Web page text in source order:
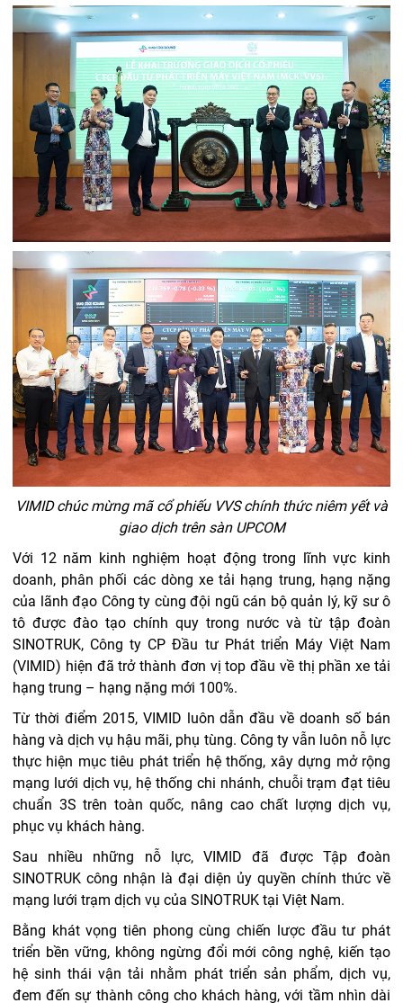
VIMID chúc mừng mã cổ phiếu VVS chính thức niêm yết và
giao dịch trên sàn UPCOM
Với 12 năm kinh nghiệm hoạt động trong lĩnh vực kinh
doanh, phân phối các dòng xe tải hạng trung, hạng nặng
của lãnh đạo Công ty cùng đội ngũ cán bộ quản lý, kỹ sư ô
tô được đào tạo chính quy trong nước và từ tập đoàn
SINOTRUK, Công ty CP Đầu tư Phát triển Máy Việt Nam
(VIMID) hiện đã trở thành đơn vị top đầu về thị phần xe tải
hạng trung – hạng nặng mới 100%.
Từ thời điểm 2015, VIMID luôn dẫn đầu về doanh số bán
hàng và dịch vụ hậu mãi, phụ tùng. Công ty vẫn luôn nỗ lực
thực hiện mục tiêu phát triển hệ thống, xây dựng mở rộng
mạng lưới dịch vụ, hệ thống chi nhánh, chuỗi trạm đạt tiêu
chuẩn 3S trên toàn quốc, nâng cao chất lượng dịch vụ,
phục vụ khách hàng.
Sau nhiều những nỗ lực, VIMID đã được Tập đoàn
SINOTRUK công nhận là đại diện ủy quyền chính thức về
mạng lưới trạm dịch vụ của SINOTRUK tại Việt Nam.
Bằng khát vọng tiên phong cùng chiến lược đầu tư phát
triển bền vững, không ngừng đổi mới công nghệ, kiến tạo
hệ sinh thái vận tải nhằm phát triển sản phẩm, dịch vụ,
đem đến sự thành công cho khách hàng, với tầm nhìn dài